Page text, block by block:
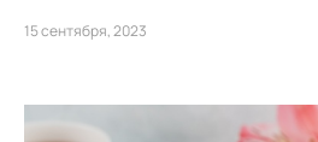
15 сентября, 2023